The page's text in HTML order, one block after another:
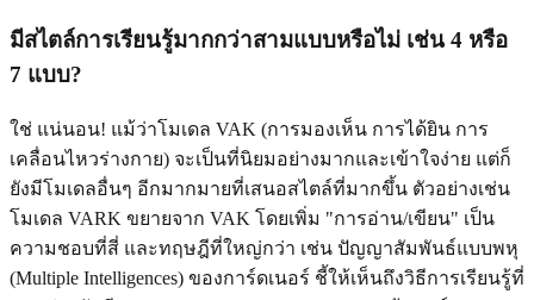
มีสไตล์การเรียนรู้มากกว่าสามแบบหรือไม่ เช่น 4 หรือ
7 แบบ?
ใช่ แน่นอน! แม้ว่าโมเดล VAK (การมองเห็น การได้ยิน การ
เคลื่อนไหวร่างกาย) จะเป็นที่นิยมอย่างมากและเข้าใจง่าย แต่ก็
ยังมีโมเดลอื่นๆ อีกมากมายที่เสนอสไตล์ที่มากขึ้น ตัวอย่างเช่น
โมเดล VARK ขยายจาก VAK โดยเพิ่ม "การอ่าน/เขียน" เป็น
ความชอบที่สี่ และทฤษฎีที่ใหญ่กว่า เช่น ปัญญาสัมพันธ์แบบพหุ
(Multiple Intelligences) ของการ์ดเนอร์ ชี้ให้เห็นถึงวิธีการเรียนรู้ที่